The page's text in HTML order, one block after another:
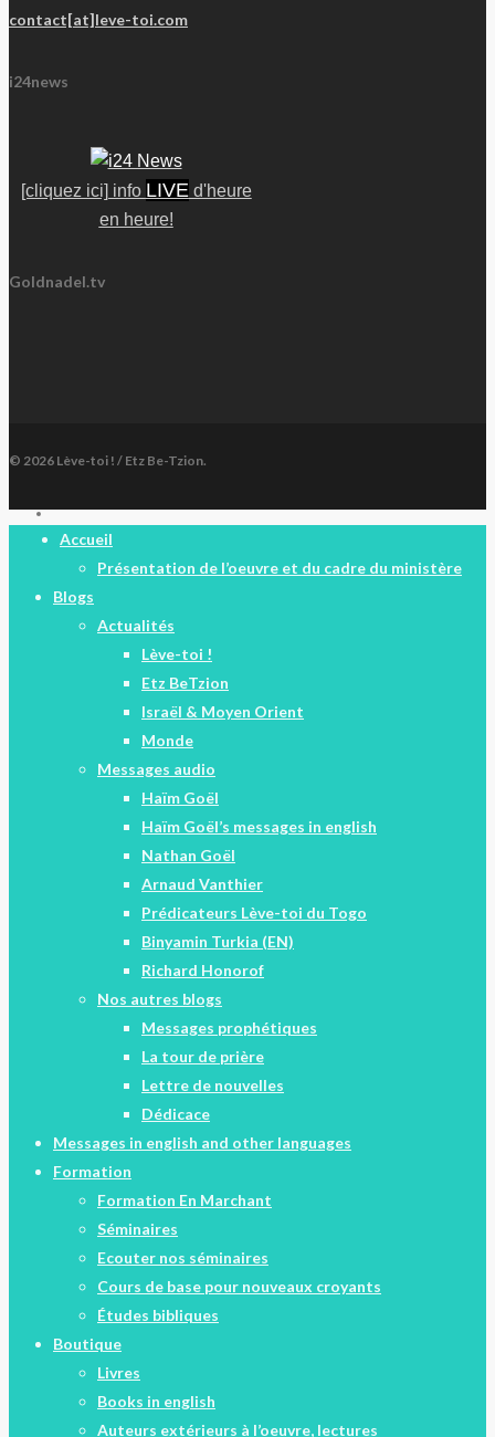
contact[at]leve-toi.com
i24news
[cliquez ici] info LIVEd'heure
en heure!
Goldnadel.tv
© 2026 Lève-toi ! / Etz Be-Tzion.
facebook
Close
Menu
Accueil
Présentation de l’oeuvre et du cadre du ministère
Blogs
Actualités
Lève-toi !
Etz BeTzion
Israël & Moyen Orient
Monde
Messages audio
Haïm Goël
Haïm Goël’s messages in english
Nathan Goël
Arnaud Vanthier
Prédicateurs Lève-toi du Togo
Binyamin Turkia (EN)
Richard Honorof
Nos autres blogs
Messages prophétiques
La tour de prière
Lettre de nouvelles
Dédicace
Messages in english and other languages
Formation
Formation En Marchant
Séminaires
Ecouter nos séminaires
Cours de base pour nouveaux croyants
Études bibliques
Boutique
Livres
Books in english
Auteurs extérieurs à l’oeuvre, lectures